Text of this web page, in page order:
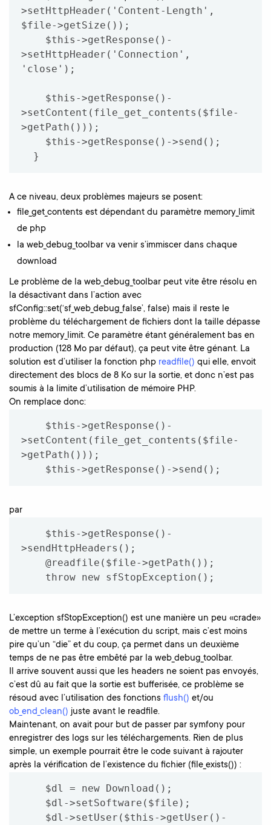
>setHttpHeader('Content-Length',
$file->getSize());
>setHttpHeader('Connection',
'close');
>setContent(file_get_contents($file-
>getPath()));
A ce niveau, deux problèmes majeurs se posent:
file_get_contents est dépendant du paramètre memory_limit
de php
la web_debug_toolbar va venir s’immiscer dans chaque
download
Le problème de la web_debug_toolbar peut vite être résolu en
la désactivant dans l’action avec
sfConfig::set(‘sf_web_debug_false’, false) mais il reste le
problème du téléchargement de fichiers dont la taille dépasse
notre memory_limit. Ce paramètre étant généralement bas en
production (128 Mo par défaut), ça peut vite être génant. La
solution est d’utiliser la fonction php readfile() qui elle, envoit
directement des blocs de 8 Ko sur la sortie, et donc n’est pas
soumis à la limite d’utilisation de mémoire PHP.
On remplace donc:
>setContent(file_get_contents($file-
>getPath()));
par
>sendHttpHeaders();
L’exception sfStopException() est une manière un peu «crade»
de mettre un terme à l’exécution du script, mais c’est moins
pire qu’un “die” et du coup, ça permet dans un deuxième
temps de ne pas être embêté par la web_debug_toolbar.
Il arrive souvent aussi que les headers ne soient pas envoyés,
c’est dû au fait que la sortie est bufferisée, ce problème se
résoud avec l’utilisation des fonctions flush() et/ou
ob_end_clean() juste avant le readfile.
Maintenant, on avait pour but de passer par symfony pour
enregistrer des logs sur les téléchargements. Rien de plus
simple, un exemple pourrait être le code suivant à rajouter
après la vérification de l’existence du fichier (file_exists()) :